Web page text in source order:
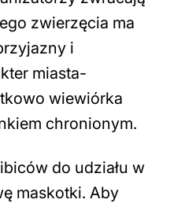
zwierzęcia ma
i
miasta-
wiewiórka
chronionym.
do udziału w
maskotki. Aby